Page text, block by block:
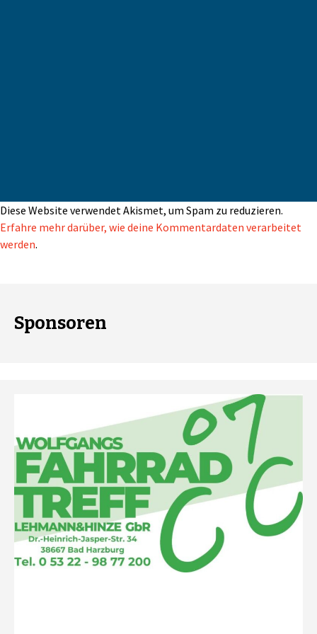
Diese Website verwendet Akismet, um Spam zu reduzieren.
Erfahre mehr darüber, wie deine Kommentardaten verarbeitet
werden.
Sponsoren